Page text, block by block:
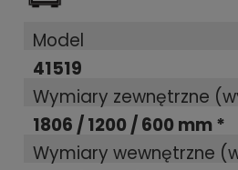
Model
41519
Wymiary zewnętrzne
1806 / 1200 / 600 mm *
Wymiary wewnętrzne